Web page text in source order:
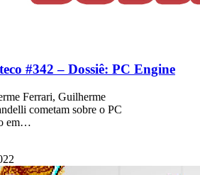
#342 – Dossiê: PC Engine
Ferrari, Guilherme
cometam sobre o PC
em…